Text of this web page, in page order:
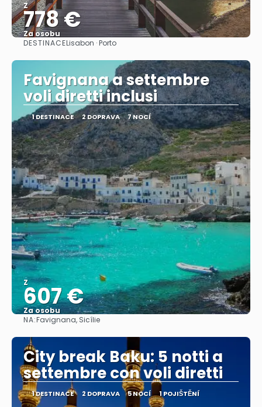
Z
778 €
Za osobu
Zobrazit
DESTINACELisabon · Porto
Favignana a settembre
voli diretti inclusi
1 DESTINACE 2 DOPRAVA 7 NOCÍ
Z
607 €
Za osobu
NA:Favignana, Sicílie
City break Baku: 5 notti a
settembre con voli diretti
1 DESTINACE 2 DOPRAVA 5 NOCÍ 1 POJIŠTĚNÍ